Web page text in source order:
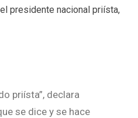
presidente nacional priísta,
priísta”, declara
se dice y se hace